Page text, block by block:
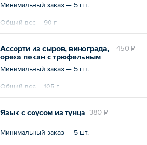
Минимальный заказ — 5 шт.
Общий вес – 90 г
450 ₽
Ассорти из сыров, винограда,
ореха пекан с трюфельным
медом
Минимальный заказ — 5 шт.
Общий вес – 105 г
380 ₽
Язык с соусом из тунца
Минимальный заказ — 5 шт.